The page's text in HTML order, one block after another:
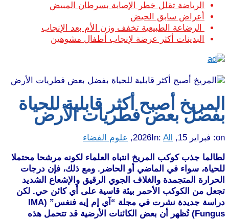
الرياضة تقلل خطر الإصابة بسرطان المبيض
أعراض سابق الحيض
الرضاعة الطبيعية تخفف وزن الأم بعد الإنجاب
البدينات أكثر عرضة لإنجاب أطفال مشوهين
المريخ أصبح أكثر قابلية للحياة
بفضل بعض فطريات الأرض
on: فبراير 15, 2026 In: All
, علوم الفضاء
لطالما جذب كوكب المريخ انتباه العلماء لكونه مرشحا محتملا
للحياة، سواء في الماضي أو الحاضر. ومع ذلك، فإن درجات
الحرارة المتجمدة والغلاف الجوي الرقيق والإشعاع الشديد
تجعل من الكوكب الأحمر بيئة قاسية على أي كائن حي. لكن
دراسة جديدة نشرت في مجلة “آي إم إيه فنغس” (IMA
Fungus) تُظهر أن بعض الكائنات الأرضية قد تتحمل هذه